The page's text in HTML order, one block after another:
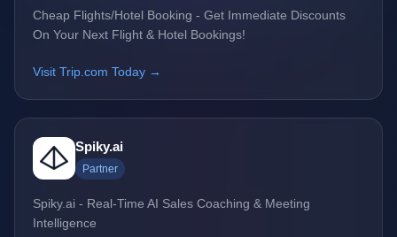
Cheap Flights/Hotel Booking - Get Immediate Discounts
On Your Next Flight & Hotel Bookings!
Visit Trip.com Today →
Spiky.ai
Partner
Spiky.ai - Real-Time AI Sales Coaching & Meeting
Intelligence